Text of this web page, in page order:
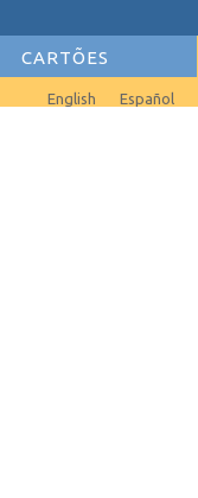
CARTÕES
Español
English